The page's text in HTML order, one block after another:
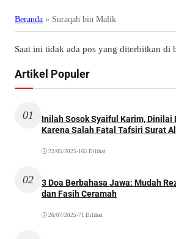
Beranda » Suraqah bin Malik
Saat ini tidak ada pos yang diterbitkan di
Artikel Populer
01
Inilah Sosok Syaiful Karim, Dinilai
Karena Salah Fatal Tafsiri Surat
22/05/2025 •165 Dilihat
02
3 Doa Berbahasa Jawa: Mudah
dan Fasih Ceramah
26/07/2025 •71 Dilihat